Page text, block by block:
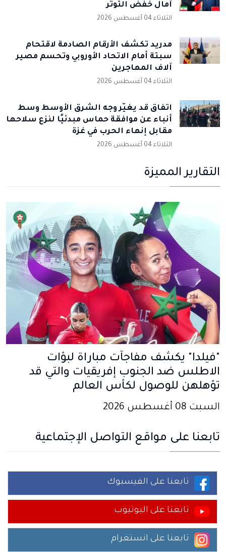
آمال خفض التوتر
الثلاثاء 04 أغسطس 2026
مدريد تكشف الأرقام الصادمة لاقتحام
سبتة أمام الاتحاد الأوروبي وتحسم مصير
آلاف المهاجرين
الثلاثاء 04 أغسطس 2026
اتفاق قد يغيّر وجه الشرق الأوسط وسط
أنباء عن موافقة حماس مبدئيًا لنزع سلاحها
مقابل إنهاء الحرب في غزة
الثلاثاء 04 أغسطس 2026
التقارير المميزة
"فيلدا" يكشف مفاجآت مباراة لبؤات
الاطلس ضد الجنوب إفريقيات والتي قد
تؤهلهن للوصول لكأس العالم
السبت 08 أغسطس 2026
تابعنا على مواقع التواصل الإجتماعية
تابعنا على الفيسبوك
تابعنا على اليوتيوب
تابعنا على انستغرام